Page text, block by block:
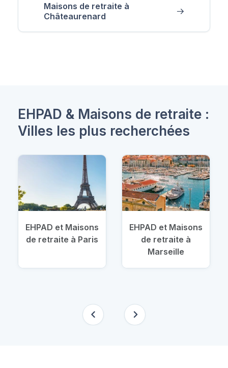
Maisons de retraite à
Châteaurenard
EHPAD & Maisons de retraite :
Villes les plus recherchées
EHPAD et Maisons
de retraite à Paris
EHPAD et Maisons
de retraite à
Marseille